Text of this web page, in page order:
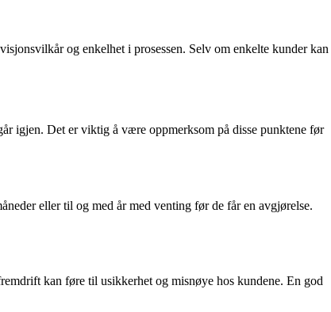
og enkelhet i prosessen. Selv om enkelte kunder kan
igjen. Det er viktig å være oppmerksom på disse punktene før
eller til og med år med venting før de får en avgjørelse.
kan føre til usikkerhet og misnøye hos kundene. En god